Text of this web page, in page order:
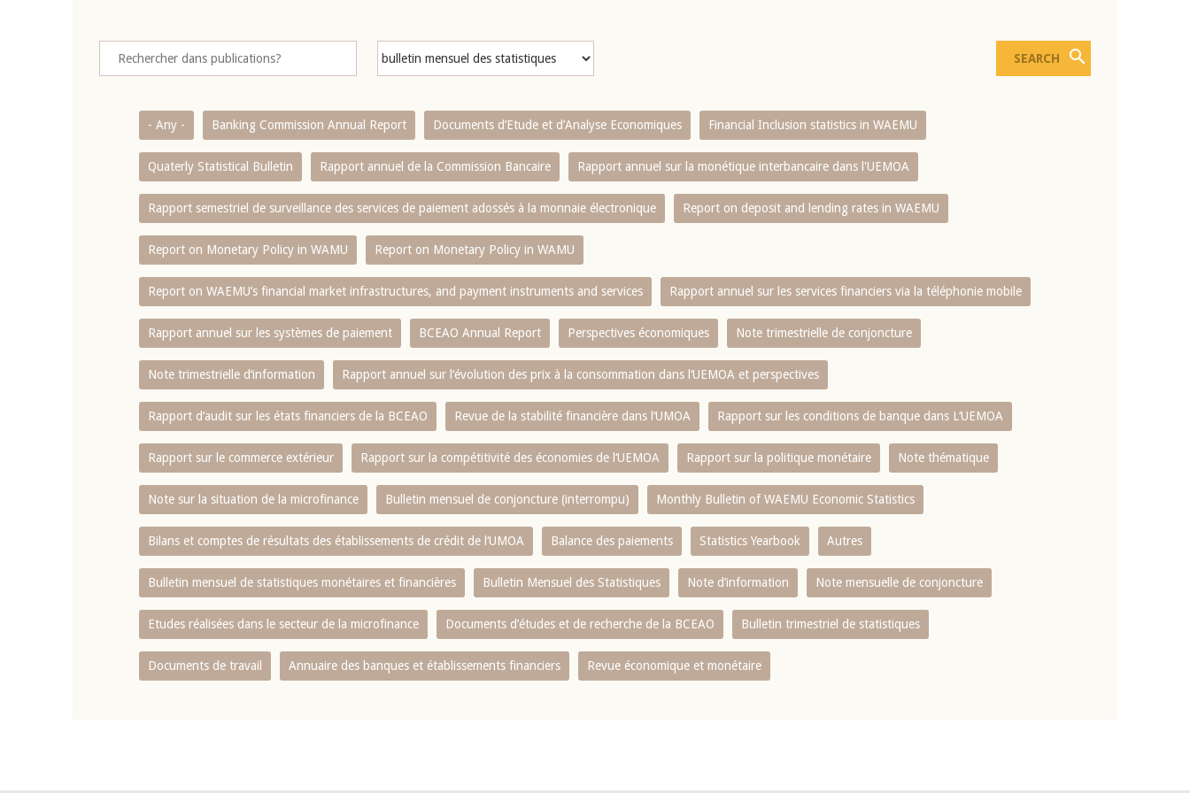
- Any - Banking Commission Annual Report Documents d’Etude et d’Analyse Economiques Financial Inclusion statistics in WAEMU
Quaterly Statistical Bulletin Rapport annuel de la Commission Bancaire Rapport annuel sur la monétique interbancaire dans l'UEMOA
Rapport semestriel de surveillance des services de paiement adossés à la monnaie électronique Report on deposit and lending rates in WAEMU
Report on Monetary Policy in WAMU Report on Monetary Policy in WAMU
Report on WAEMU’s financial market infrastructures, and payment instruments and services Rapport annuel sur les services financiers via la téléphonie mobile
Rapport annuel sur les systèmes de paiement BCEAO Annual Report Perspectives économiques Note trimestrielle de conjoncture
Note trimestrielle d‘information Rapport annuel sur l‘évolution des prix à la consommation dans l‘UEMOA et perspectives
Rapport d‘audit sur les états financiers de la BCEAO Revue de la stabilité financière dans l‘UMOA Rapport sur les conditions de banque dans L‘UEMOA
Rapport sur le commerce extérieur Rapport sur la compétitivité des économies de l‘UEMOA Rapport sur la politique monétaire Note thématique
Note sur la situation de la microfinance Bulletin mensuel de conjoncture (interrompu) Monthly Bulletin of WAEMU Economic Statistics
Bilans et comptes de résultats des établissements de crédit de l‘UMOA Balance des paiements Statistics Yearbook Autres
Bulletin mensuel de statistiques monétaires et financières Bulletin Mensuel des Statistiques Note d’information Note mensuelle de conjoncture
Etudes réalisées dans le secteur de la microfinance Documents d’études et de recherche de la BCEAO Bulletin trimestriel de statistiques
Documents de travail Annuaire des banques et établissements financiers Revue économique et monétaire